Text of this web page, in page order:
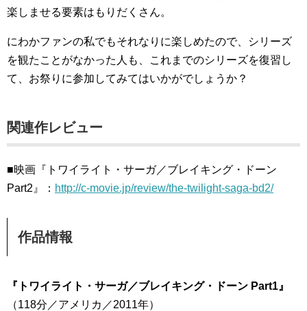
楽しませる要素はもりだくさん。
にわかファンの私でもそれなりに楽しめたので、シリーズ
を観たことがなかった人も、これまでのシリーズを復習し
て、お祭りに参加してみてはいかがでしょうか？
関連作レビュー
■映画『トワイライト・サーガ／ブレイキング・ドーン
Part2』： http://c-movie.jp/review/the-twilight-saga-bd2/
作品情報
『トワイライト・サーガ／ブレイキング・ドーン Part1』
（118分／アメリカ／2011年）